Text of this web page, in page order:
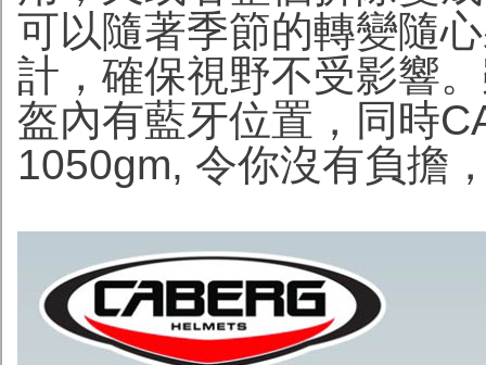
可以隨著季節的轉變隨
計，確保視野不受影響
盔內有藍牙位置，同時
1050gm, 令你沒有負擔